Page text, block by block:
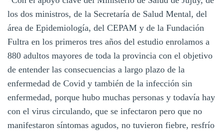
los dos ministros, de la Secretaría de Salud Mental, del
área de Epidemiología, del CEPAM y de la Fundación
Fultra en los primeros tres años del estudio enrolamos a
880 adultos mayores de toda la provincia con el objetivo
de entender las consecuencias a largo plazo de la
enfermedad de Covid y también de la infección sin
enfermedad, porque hubo muchas personas y todavía hay
con el virus circulando, que se infectaron pero que no
manifestaron síntomas agudos, no tuvieron fiebre, resfrío